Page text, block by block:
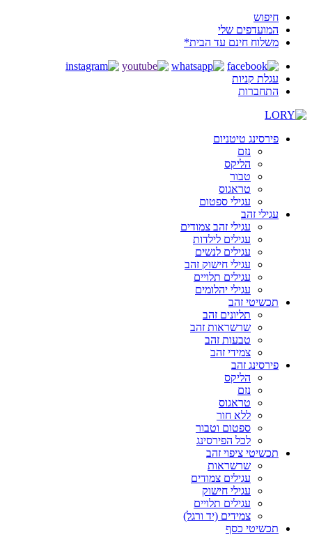
חיפוש
המועדפים שלי
משלוח חינם עד הבית*
עגלת קניות
התחברות
פירסינג טיטניום
נזם
הליקס
טבור
טראגוס
עגילי ספטום
עגילי זהב
עגילי זהב צמודים
עגילים לילדות
עגילים לנשים
עגילי חישוק זהב
עגילים תלויים
עגילי יהלומים
תכשיטי זהב
תליונים זהב
שרשראות זהב
טבעות זהב
צמידי זהב
פירסינג זהב
הליקס
נזם
טראגוס
ללא חור
ספטום וטבור
לכל הפירסינג
תכשיטי ציפוי זהב
שרשראות
עגילים צמודים
עגילי חישוק
עגילים תלויים
צמידים (יד ורגל)
תכשיטי כסף